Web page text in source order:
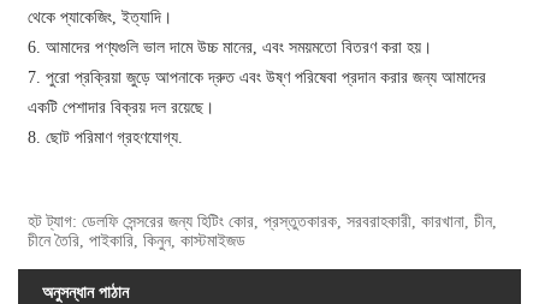
থেকে প্যাকেজিং, ইত্যাদি।
6. আমাদের পণ্যগুলি ভাল দামে উচ্চ মানের, এবং সময়মতো বিতরণ করা হয়।
7. পুরো প্রক্রিয়া জুড়ে আপনাকে দ্রুত এবং উষ্ণ পরিষেবা প্রদান করার জন্য আমাদের
একটি পেশাদার বিক্রয় দল রয়েছে।
8. ছোট পরিমাণ গ্রহণযোগ্য.
হট ট্যাগ: ডেলফি সেন্সরের জন্য হিটিং কোর, প্রস্তুতকারক, সরবরাহকারী, কারখানা, চীন,
চীনে তৈরি, পাইকারি, কিনুন, কাস্টমাইজড
অনুসন্ধান পাঠান